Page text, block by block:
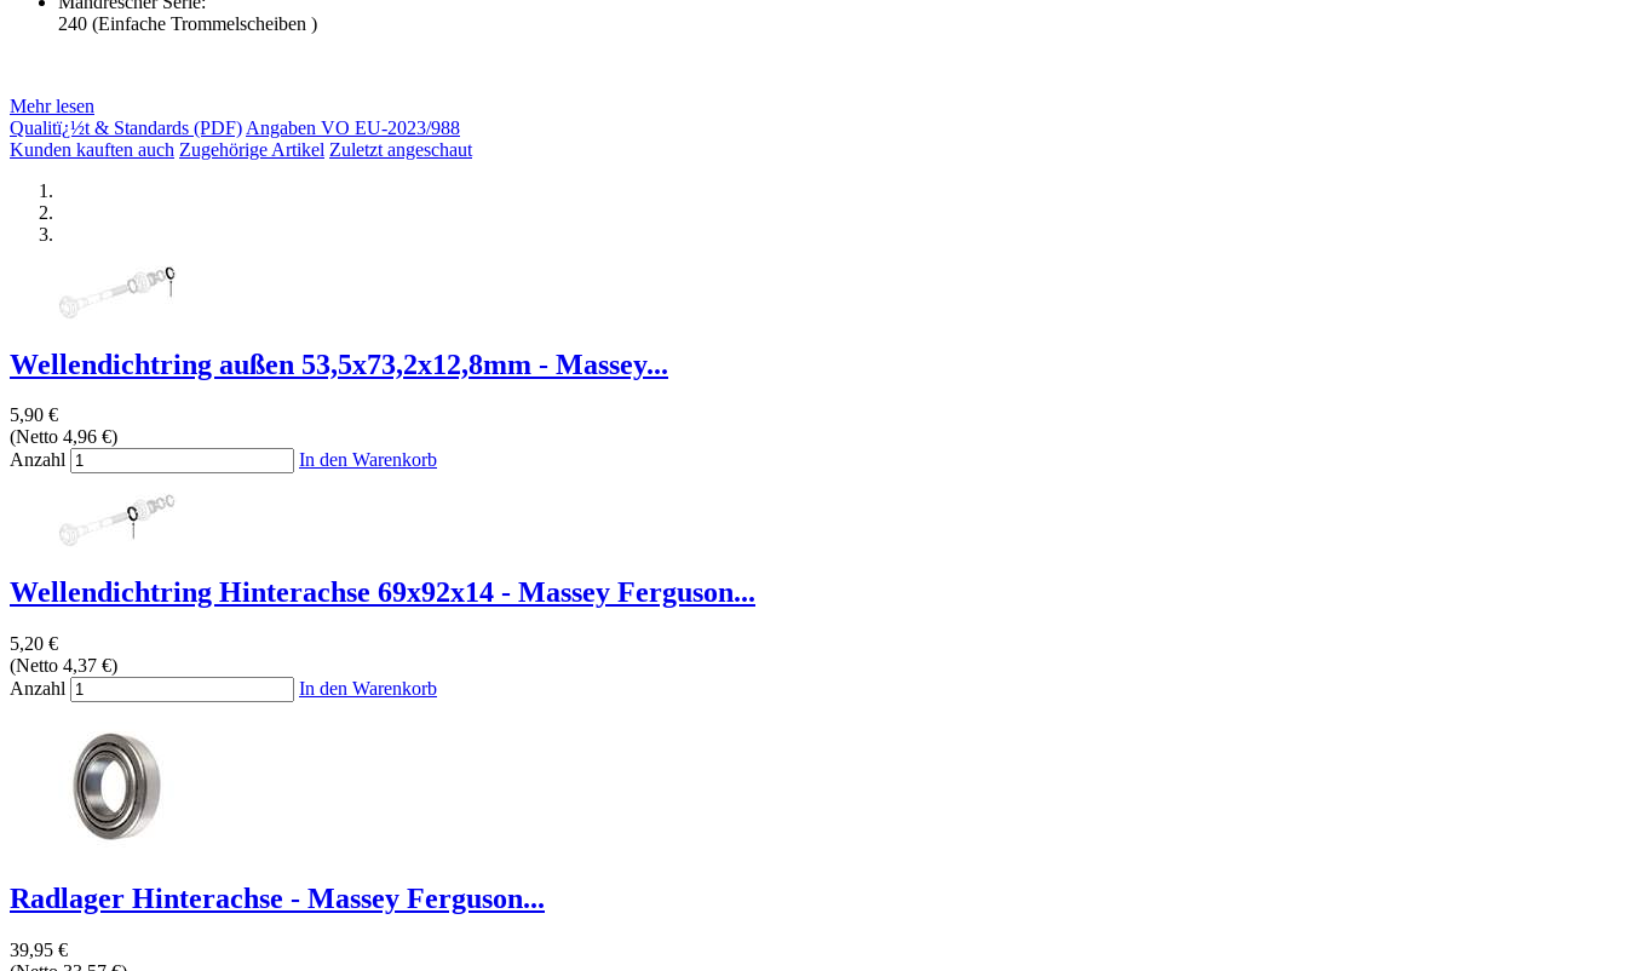
240 (Einfache Trommelscheiben )
Mehr lesen
Qualitï¿½t & Standards (PDF) Angaben VO EU-2023/988
Kunden kauften auch Zugehörige Artikel Zuletzt angeschaut
Wellendichtring außen 53,5x73,2x12,8mm - Massey...
5,90 €
(Netto 4,96 €)
Anzahl
In den Warenkorb
Wellendichtring Hinterachse 69x92x14 - Massey Ferguson...
5,20 €
(Netto 4,37 €)
Anzahl
In den Warenkorb
Radlager Hinterachse - Massey Ferguson...
39,95 €